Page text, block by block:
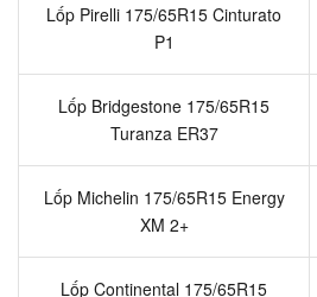
Lốp Pirelli 175/65R15 Cinturato
P1
Lốp Bridgestone 175/65R15
Turanza ER37
Lốp Michelin 175/65R15 Energy
XM 2+
Lốp Continental 175/65R15